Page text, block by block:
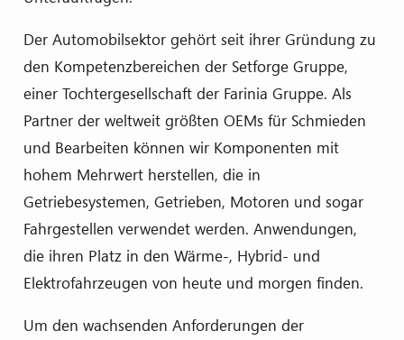
Der Automobilsektor gehört seit ihrer Gründung zu
den Kompetenzbereichen der Setforge Gruppe,
einer Tochtergesellschaft der Farinia Gruppe. Als
Partner der weltweit größten OEMs für Schmieden
und Bearbeiten können wir Komponenten mit
hohem Mehrwert herstellen, die in
Getriebesystemen, Getrieben, Motoren und sogar
Fahrgestellen verwendet werden. Anwendungen,
die ihren Platz in den Wärme-, Hybrid- und
Elektrofahrzeugen von heute und morgen finden.
Um den wachsenden Anforderungen der